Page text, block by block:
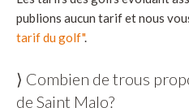
publions aucun tarif et nous
tarif du golf".
⟩ Combien de trous
de Saint Malo?